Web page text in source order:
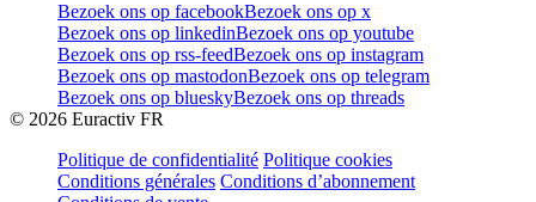
Bezoek ons op facebookBezoek ons op x
Bezoek ons op linkedinBezoek ons op youtube
Bezoek ons op rss-feedBezoek ons op instagram
Bezoek ons op mastodonBezoek ons op telegram
Bezoek ons op blueskyBezoek ons op threads
© 2026 Euractiv FR
Politique de confidentialité Politique cookies
Conditions générales Conditions d’abonnement